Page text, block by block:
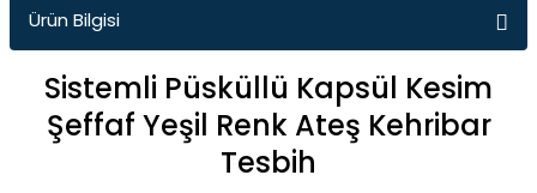
Ürün Bilgisi
Sistemli Püsküllü Kapsül Kesim
Şeffaf Yeşil Renk Ateş Kehribar
Tesbih